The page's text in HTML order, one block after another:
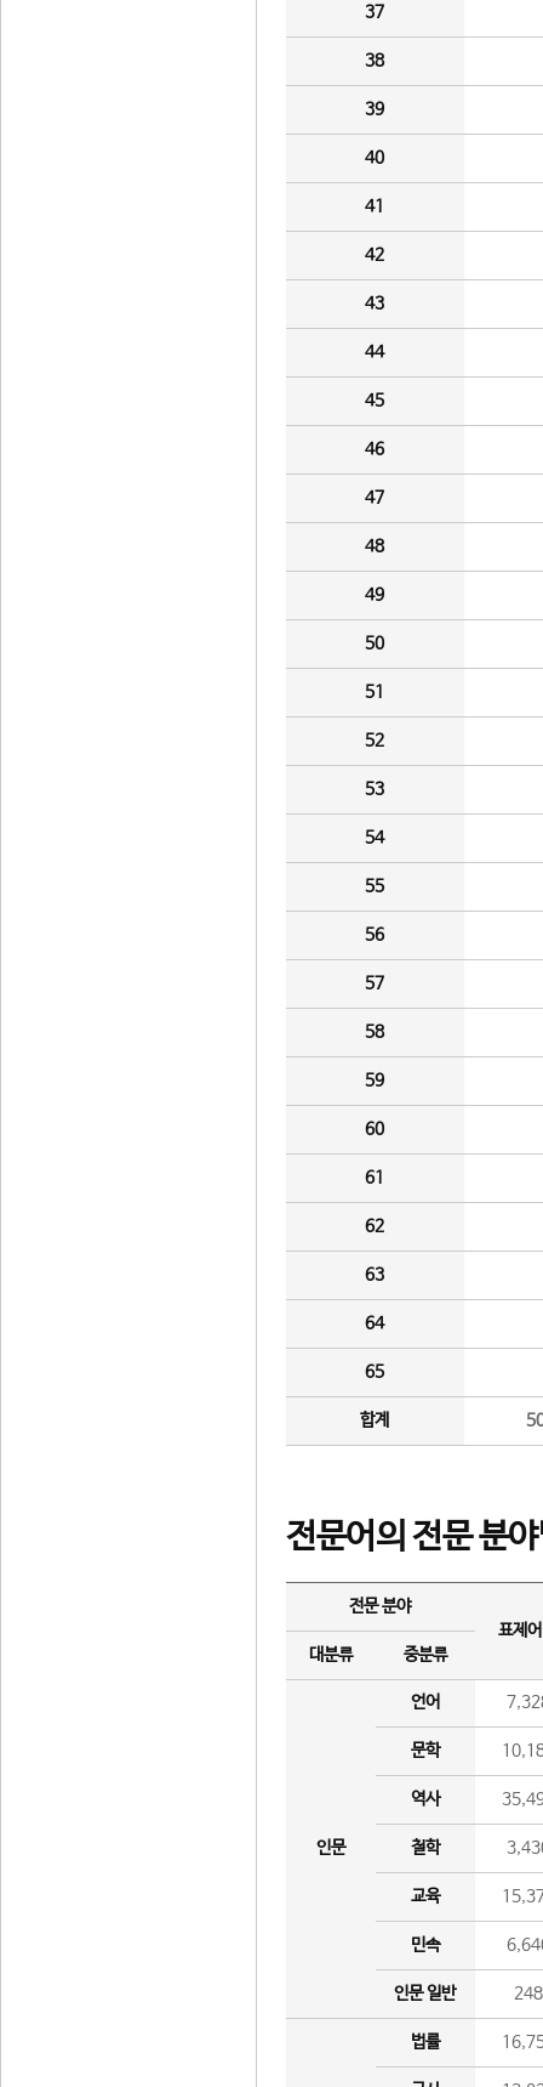
37
38
39
40
41
42
43
44
45
46
47
48
49
50
51
52
53
54
55
56
57
58
59
60
61
62
63
64
65
합계
전문어의 전문 분
전문 분야
표제
대분류
중분류
인문
언어
문학
역사
철학
교육
민속
인문 일반 248
법률